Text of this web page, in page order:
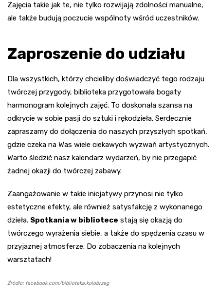
Zajęcia takie jak te, nie tylko rozwijają zdolności manualne,
ale także budują poczucie wspólnoty wśród uczestników.
Zaproszenie do udziału
Dla wszystkich, którzy chcieliby doświadczyć tego rodzaju
twórczej przygody, biblioteka przygotowała bogaty
harmonogram kolejnych zajęć. To doskonała szansa na
odkrycie w sobie pasji do sztuki i rękodzieła. Serdecznie
zapraszamy do dołączenia do naszych przyszłych spotkań,
gdzie czeka na Was wiele ciekawych wyzwań artystycznych.
Warto śledzić nasz kalendarz wydarzeń, by nie przegapić
żadnej okazji do twórczej zabawy.
Zaangażowanie w takie inicjatywy przynosi nie tylko
estetyczne efekty, ale również satysfakcję z wykonanego
dzieła. Spotkania w bibliotece stają się okazją do
twórczego wyrażenia siebie, a także do spędzenia czasu w
przyjaznej atmosferze. Do zobaczenia na kolejnych
warsztatach!
Źródło: facebook.com/biblioteka.kolobrzeg